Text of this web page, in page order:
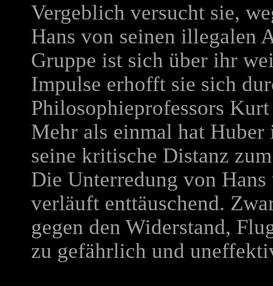
Vergeblich versucht sie,
Hans von seinen illegalen
Gruppe ist sich über ihr
Impulse erhofft sie sich
Philosophieprofessors
Mehr als einmal hat
seine kritische Distanz
Die Unterredung von
verläuft enttäuschend.
gegen den Widerstand,
zu gefährlich und